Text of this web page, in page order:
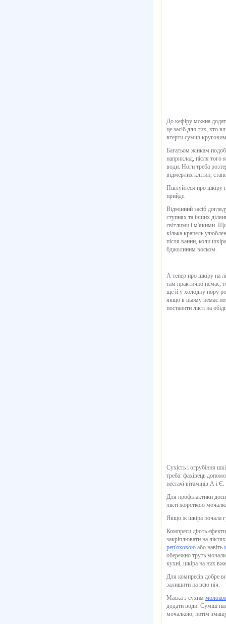
До кефіру можна
це засіб для тих, хто
втерти суміш
Багатьом жінкам
наприклад, після того
води. Ноги треба
відмерлих клітин,
Піклуйтеся про шкіру
прийде.
Відмінний засіб
ступнях та інших
світлими і м'якими.
кілька крапель
після ванни, коли
бджолиним воском.
А тепер про шкіру на
там практично немає,
ще й у холодну пору
якщо в цьому немає
поставити лікті на
Сухість і огрубіння
треба: фахівець
нестачі вітамінів А і Є.
Для профілактики
лікті жорсткою
Якщо ж шкіра почала
Компреси діють
закріплювати на
реп'яховою або навіть
обережно труть
кухні, шкіра на них
Для компресів добре
залишити на всю ніч.
Маска з сухим
додати води. Суміш
мочалкою, потім